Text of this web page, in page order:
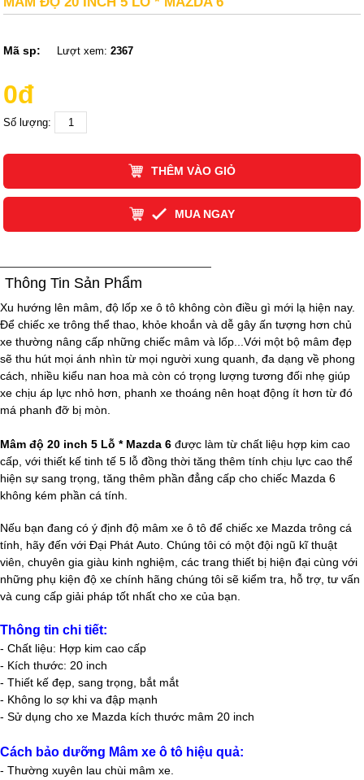
Mã sp: Lượt xem:2367
0đ
Số lượng:
THÊM VÀO GIỎ
MUA NGAY
Thông Tin Sản Phẩm
Xu hướng lên mâm, độ lốp xe ô tô không còn điều gì mới lạ hiện nay.
Để chiếc xe trông thể thao, khỏe khoắn và dễ gây ấn tượng hơn chủ
xe thường nâng cấp những chiếc mâm và lốp...Với một bộ mâm đẹp
sẽ thu hút mọi ánh nhìn từ mọi người xung quanh, đa dạng về phong
cách, nhiều kiểu nan hoa mà còn có trọng lượng tương đối nhẹ giúp
xe chịu áp lực nhỏ hơn, phanh xe thoáng nên hoạt động ít hơn từ đó
má phanh đỡ bị mòn.
Mâm độ 20 inch 5 Lỗ * Mazda 6 được làm từ chất liệu hợp kim cao
cấp, với thiết kế tinh tế 5 lỗ đồng thời tăng thêm tính chịu lực cao thể
hiện sự sang trọng, tăng thêm phần đẳng cấp cho chiếc Mazda 6
không kém phần cá tính.
Nếu bạn đang có ý định độ mâm xe ô tô để chiếc xe Mazda trông cá
tính, hãy đến với Đại Phát Auto. Chúng tôi có một đội ngũ kĩ thuật
viên, chuyên gia giàu kinh nghiệm, các trang thiết bị hiện đại cùng với
những phụ kiện độ xe chính hãng chúng tôi sẽ kiểm tra, hỗ trợ, tư vấn
và cung cấp giải pháp tốt nhất cho xe của bạn.
Thông tin chi tiết:
- Chất liệu: Hợp kim cao cấp
- Kích thước: 20 inch
- Thiết kế đẹp, sang trọng, bắt mắt
- Không lo sợ khi va đập mạnh
- Sử dụng cho xe Mazda kích thước mâm 20 inch
Cách bảo dưỡng Mâm xe ô tô hiệu quả:
- Thường xuyên lau chùi mâm xe.